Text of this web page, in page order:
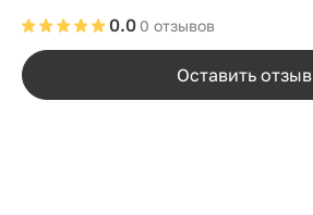
0 отзывов
0.0
Оставить отзыв